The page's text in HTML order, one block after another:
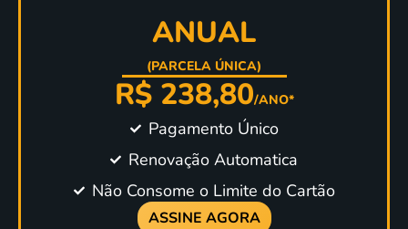
ANUAL
(PARCELA ÚNICA)
R$ 238,80/ANO*
Pagamento Único
Renovação Automatica
Não Consome o Limite do Cartão
ASSINE AGORA